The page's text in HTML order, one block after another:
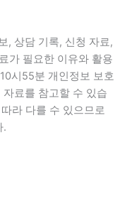
, 상담 기록, 신청 자료,
가 필요한 이유와 활용
시55분 개인정보 보호
자료를 참고할 수 있습
라 다를 수 있으므로
.